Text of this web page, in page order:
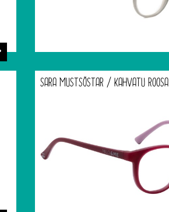
SARA MUSTSÕSTAR / KAHVATU ROOSA